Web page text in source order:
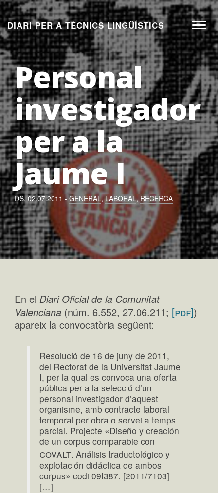
Aneu
al
contingut
DIARI PER A TÈCNICS LINGÜÍSTICS
Personal
investigador
per a la
Jaume I
DS, 02.07.2011 -GENERAL,LABORAL,RECERCA
En el Diari Oficial de la Comunitat
Valenciana (núm. 6.552, 27.06.211; [pdf])
apareix la convocatòria següent:
Resolució de 16 de juny de 2011,
del Rectorat de la Universitat Jaume
I, per la qual es convoca una oferta
pública per a la selecció d’un
personal investigador d’aquest
organisme, amb contracte laboral
temporal per obra o servei a temps
parcial. Projecte «Diseño y creación
de un corpus comparable con
covalt. Análisis traductológico y
explotación didáctica de ambos
corpus» codi 09I387. [2011/7103]
[…]